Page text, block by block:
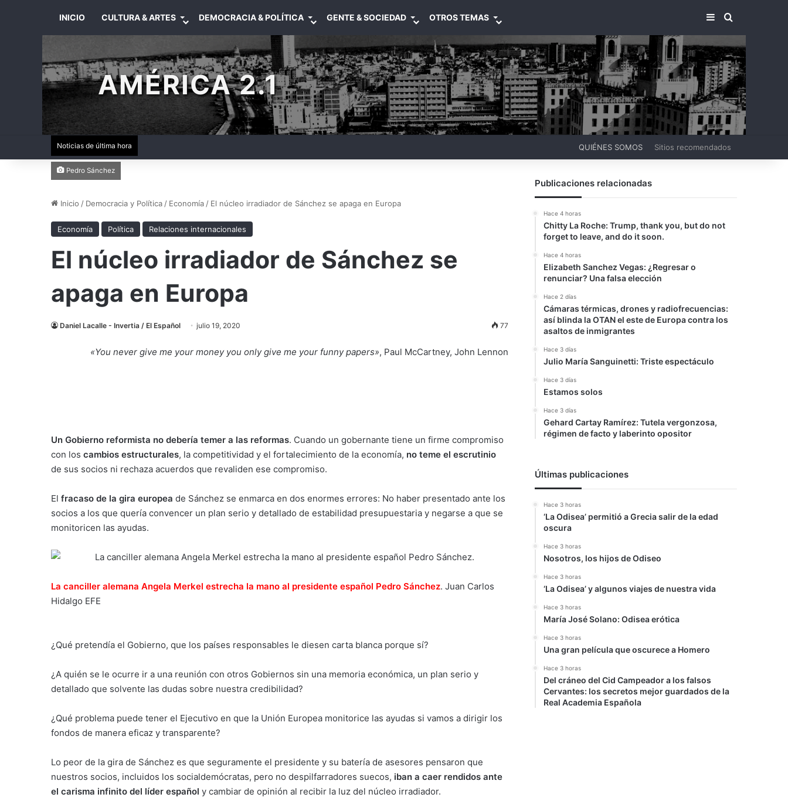
INICIO CULTURA & ARTES DEMOCRACIA & POLÍTICA GENTE & SOCIEDAD OTROS TEMAS BARRA LATERAL
BUSCAR
AMÉRICA 2.1
Noticias de última hora QUIÉNES SOMOS Sitios recomendados
Pedro Sánchez
Inicio / Democracia y Política / Economía / El núcleo irradiador de Sánchez se apaga en Europa
Economía Política Relaciones internacionales
El núcleo irradiador de Sánchez se
apaga en Europa
Daniel Lacalle - Invertia / El Español julio 19, 2020 77
«You never give me your money you only give me your funny papers», Paul McCartney, John Lennon
Un Gobierno reformista no debería temer a las reformas. Cuando un gobernante tiene un firme compromiso
con los cambios estructurales, la competitividad y el fortalecimiento de la economía, no teme el escrutinio
de sus socios ni rechaza acuerdos que revaliden ese compromiso.
El fracaso de la gira europea de Sánchez se enmarca en dos enormes errores: No haber presentado ante los
socios a los que quería convencer un plan serio y detallado de estabilidad presupuestaria y negarse a que se
monitoricen las ayudas.
La canciller alemana Angela Merkel estrecha la mano al presidente español Pedro Sánchez. Juan Carlos
Hidalgo EFE
¿Qué pretendía el Gobierno, que los países responsables le diesen carta blanca porque sí?
¿A quién se le ocurre ir a una reunión con otros Gobiernos sin una memoria económica, un plan serio y
detallado que solvente las dudas sobre nuestra credibilidad?
¿Qué problema puede tener el Ejecutivo en que la Unión Europea monitorice las ayudas si vamos a dirigir los
fondos de manera eficaz y transparente?
Lo peor de la gira de Sánchez es que seguramente el presidente y su batería de asesores pensaron que
nuestros socios, incluidos los socialdemócratas, pero no despilfarradores suecos, iban a caer rendidos ante
el carisma infinito del líder español y cambiar de opinión al recibir la luz del núcleo irradiador.
Publicaciones relacionadas
Hace 4 horas
Chitty La Roche: Trump, thank you, but do not
forget to leave, and do it soon.
Hace 4 horas
Elizabeth Sanchez Vegas: ¿Regresar o
renunciar? Una falsa elección
Hace 2 días
Cámaras térmicas, drones y radiofrecuencias:
así blinda la OTAN el este de Europa contra los
asaltos de inmigrantes
Hace 3 días
Julio María Sanguinetti: Triste espectáculo
Hace 3 días
Estamos solos
Hace 3 días
Gehard Cartay Ramírez: Tutela vergonzosa,
régimen de facto y laberinto opositor
Últimas publicaciones
Hace 3 horas
‘La Odisea’ permitió a Grecia salir de la edad
oscura
Hace 3 horas
Nosotros, los hijos de Odiseo
Hace 3 horas
‘La Odisea’ y algunos viajes de nuestra vida
Hace 3 horas
María José Solano: Odisea erótica
Hace 3 horas
Una gran película que oscurece a Homero
Hace 3 horas
Del cráneo del Cid Campeador a los falsos
Cervantes: los secretos mejor guardados de la
Real Academia Española